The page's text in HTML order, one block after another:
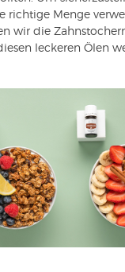
richtige Menge
wir die
leckeren Ölen